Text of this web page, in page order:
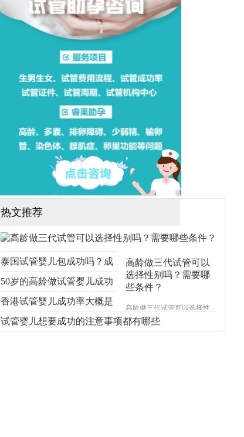
一起来了解一下吧！（如果
还想了解更多的试管婴儿流
程、费用、成功率，可点击
热文推荐
高龄做三代试管可以
选择性别吗？需要哪
些条件？
高龄做三代试管可以选择性
别吗？随着试管婴儿技术的
发展，我们发现身边更多的
泰国试管婴儿包成功吗？成
功率多少？
50岁的高龄做试管婴儿成功
率高吗
香港试管婴儿成功率大概是
什么情况
试管婴儿想要成功的注意事项都有哪些